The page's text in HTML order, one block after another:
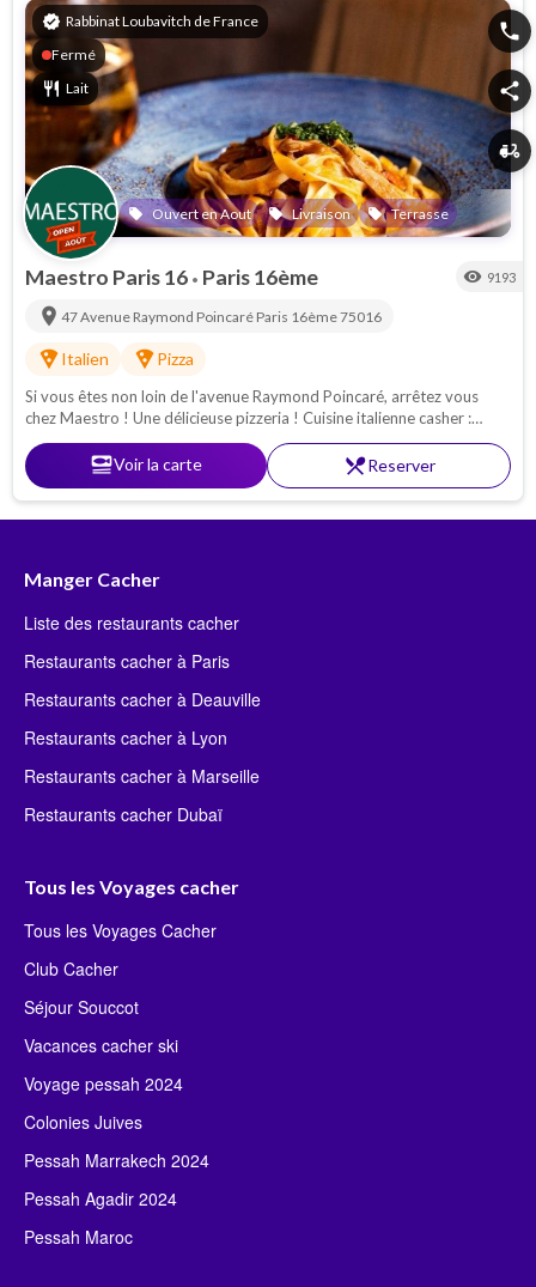
verified Rabbinat Loubavitch de France
Fermé
restaurant Lait
local_offer Ouvert en Aout local_offer Livraison local_offer Terrasse
phone
share
delivery_dining
Maestro Paris 16 • Paris 16ème visibility 9193
location_on 47 Avenue Raymond Poincaré Paris 16ème75016
local_pizzaItalien local_pizzaPizza
Si vous êtes non loin de l'avenue Raymond Poincaré, arrêtez vous
chez Maestro ! Une délicieuse pizzeria ! Cuisine italienne casher :
Pâtes - pizzas - antipasti. Proche de la Porte Maillot
set_mealVoir la carte restaurant_menuReserver
Manger Cacher
Liste des restaurants cacher
Restaurants cacher à Paris
Restaurants cacher à Deauville
Restaurants cacher à Lyon
Restaurants cacher à Marseille
Restaurants cacher Dubaï
Tous les Voyages cacher
Tous les Voyages Cacher
Club Cacher
Séjour Souccot
Vacances cacher ski
Voyage pessah 2024
Colonies Juives
Pessah Marrakech 2024
Pessah Agadir 2024
Pessah Maroc